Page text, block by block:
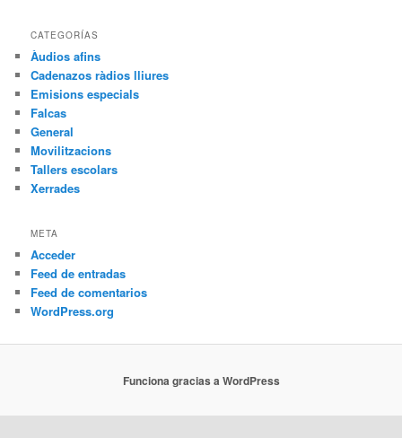
CATEGORÍAS
Àudios afins
Cadenazos ràdios lliures
Emisions especials
Falcas
General
Movilitzacions
Tallers escolars
Xerrades
META
Acceder
Feed de entradas
Feed de comentarios
WordPress.org
Funciona gracias a WordPress